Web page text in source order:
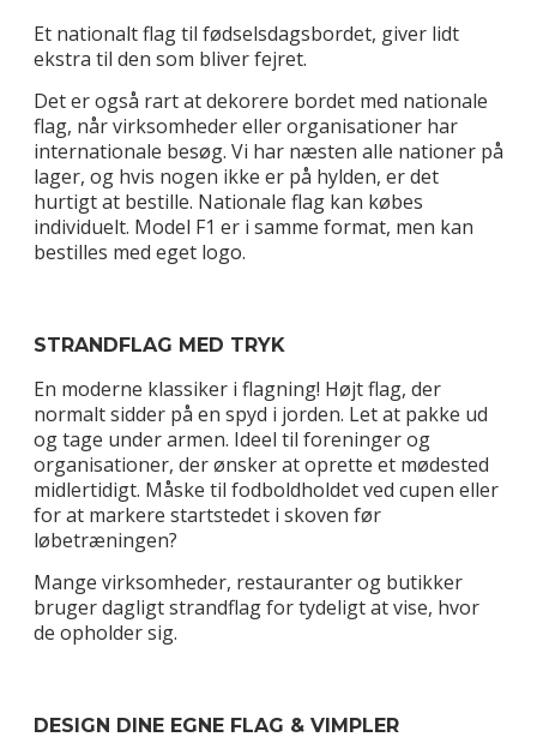
Et nationalt flag til fødselsdagsbordet, giver lidt
ekstra til den som bliver fejret.
Det er også rart at dekorere bordet med nationale
flag, når virksomheder eller organisationer har
internationale besøg. Vi har næsten alle nationer på
lager, og hvis nogen ikke er på hylden, er det
hurtigt at bestille. Nationale flag kan købes
individuelt. Model F1 er i samme format, men kan
bestilles med eget logo.
STRANDFLAG MED TRYK
En moderne klassiker i flagning! Højt flag, der
normalt sidder på en spyd i jorden. Let at pakke ud
og tage under armen. Ideel til foreninger og
organisationer, der ønsker at oprette et mødested
midlertidigt. Måske til fodboldholdet ved cupen eller
for at markere startstedet i skoven før
løbetræningen?
Mange virksomheder, restauranter og butikker
bruger dagligt strandflag for tydeligt at vise, hvor
de opholder sig.
DESIGN DINE EGNE FLAG & VIMPLER